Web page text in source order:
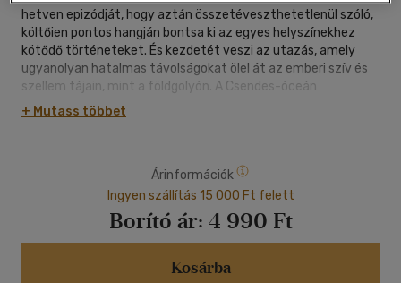
hetven epizódját, hogy aztán összetéveszthetetlenül szóló,
költőien pontos hangján bontsa ki az egyes helyszínekhez
kötődő történeteket. És kezdetét veszi az utazás, amely
ugyanolyan hatalmas távolságokat ölel át az emberi szív és
szellem tájain, mint a földgolyón. A Csendes-óceán
szigetvilágától a sarkvidékig, a dél-amerikai esőerdőktől
Andalúzián át a Mekong folyóig, a Duna árteréig vagy éppen
lenyomatai. Adamik Lajos magyar fordítását olvasva a
Himalája hóförgetegeit, egy csonttá soványodott tehén
tekintetét vagy a mélytengerben a testre nehezedő
nyomást éppúgy a bőrünkön érezzük, ahogyan a
történetekben megelevenedő emberi sorsokat. "Sok mindent,
amit a miénknek mondott világról tudni vélünk, csak
+ Mutass többet
Árinformációk
Ingyen szállítás 15 000 Ft felett
Borító ár: 4 990 Ft
Kosárba